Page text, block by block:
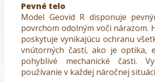
Pevné telo
Model Geovid R disponuje
povrchom odolným voči nárazom.
poskytuje vynikajúcu ochranu
vnútorných častí, ako je optika,
pohyblivé mechanické časti.
používanie v každej náročnej